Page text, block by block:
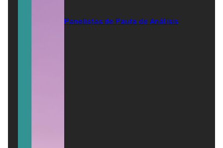
Panelistas de Pauta de Análisis